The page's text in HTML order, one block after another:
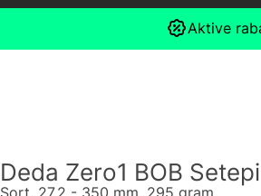
Aktive
Deda Zero1 BOB
Sort, 27.2 - 350 mm, 295 gram